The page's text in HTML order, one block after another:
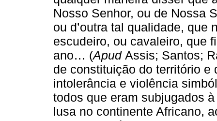
Nosso Senhor, ou de Nossa
ou d’outra tal qualidade, que
escudeiro, ou cavaleiro, que
ano… (Apud Assis; Santos;
de constituição do território
intolerância e violência
todos que eram subjugados
lusa no continente Africano,